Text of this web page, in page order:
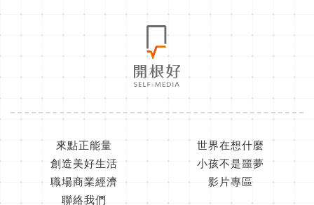
來點正能量
世界在想什麼
創造美好生活
小孩不是噩夢
職場商業經濟
影片專區
聯絡我們